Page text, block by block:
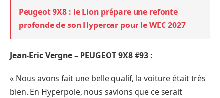
Peugeot 9X8 : le Lion prépare une refonte
profonde de son Hypercar pour le WEC 2027
Jean-Eric Vergne – PEUGEOT 9X8 #93 :
« Nous avons fait une belle qualif, la voiture était très
bien. En Hyperpole, nous savions que ce serait